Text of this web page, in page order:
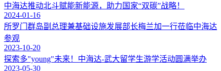
中海达推动北斗赋能新能源，助力国家“双碳”战略！
2024-01-16
所罗门群岛副总理兼基础设施发展部长梅兰加一行莅临中海达
参观
2023-10-20
探索多"young"未来！中海达-武大留学生游学活动圆满举办
2023-05-30